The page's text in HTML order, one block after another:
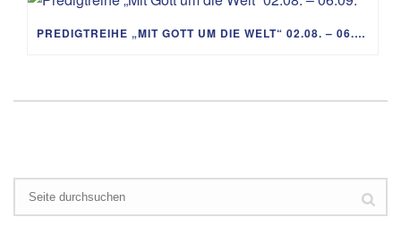
PREDIGTREIHE „MIT GOTT UM DIE WELT“ 02.08. – 06.09.